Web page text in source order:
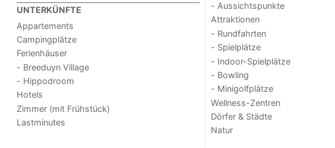
UNTERKÜNFTE
Appartements
Campingplätze
Ferienhäuser
- Breeduyn Village
- Hippodroom
Hotels
Zimmer (mit Frühstück)
Lastminutes
- Aussichtspunkte
Attraktionen
- Rundfahrten
- Spielplätze
- Indoor-Spielplätze
- Bowling
- Minigolfplätze
Wellness-Zentren
Dörfer & Städte
Natur